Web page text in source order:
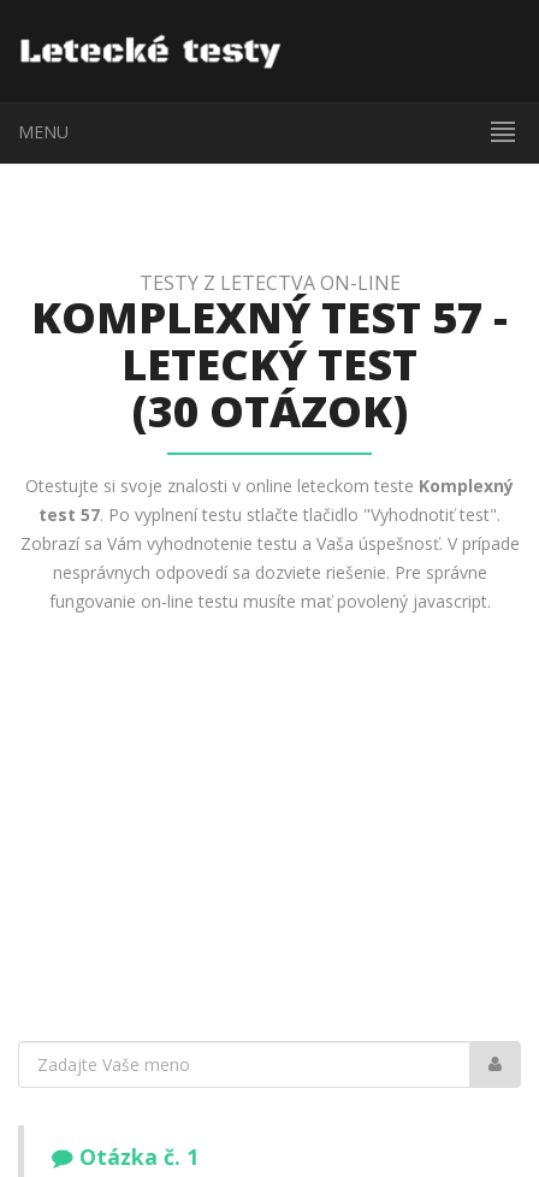
MENU
TESTY Z LETECTVA ON-LINE
KOMPLEXNÝ TEST 57 -
LETECKÝ TEST
(30 OTÁZOK)
Otestujte si svoje znalosti v online leteckom teste Komplexný
test 57. Po vyplnení testu stlačte tlačidlo "Vyhodnotiť test".
Zobrazí sa Vám vyhodnotenie testu a Vaša úspešnosť. V prípade
nesprávnych odpovedí sa dozviete riešenie. Pre správne
fungovanie on-line testu musíte mať povolený javascript.
Vaše
meno:
Otázka č. 1